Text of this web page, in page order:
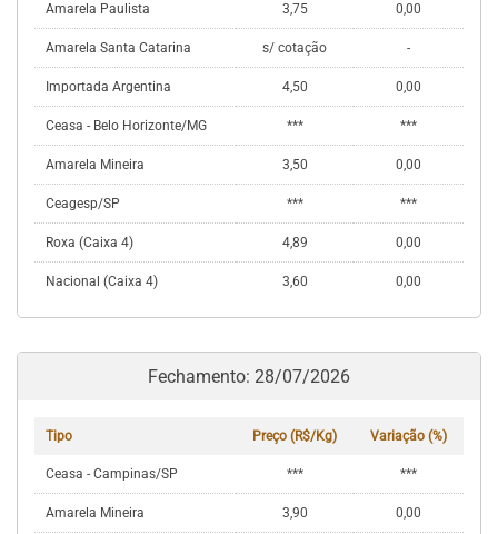
Amarela Paulista 3,75 0,00
Amarela Santa Catarina s/ cotação -
Importada Argentina 4,50 0,00
Ceasa - Belo Horizonte/MG *** ***
Amarela Mineira 3,50 0,00
Ceagesp/SP *** ***
Roxa (Caixa 4) 4,89 0,00
Nacional (Caixa 4) 3,60 0,00
Fechamento: 28/07/2026
Tipo Preço (R$/Kg) Variação (%)
Ceasa - Campinas/SP *** ***
Amarela Mineira 3,90 0,00